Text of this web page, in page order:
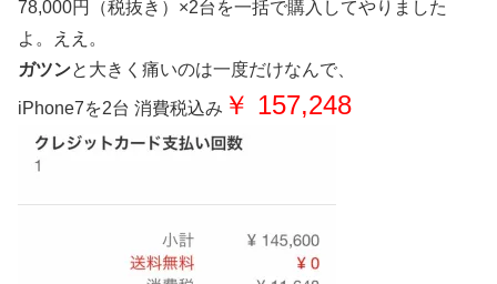
78,000円（税抜き）×2台を一括で購入してやりました
よ。ええ。
ガツンと大きく痛いのは一度だけなんで、
iPhone7を2台 消費税込み ￥ 157,248